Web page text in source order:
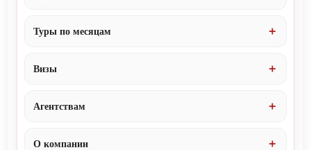
Туры по месяцам
Визы
Агентствам
О компании